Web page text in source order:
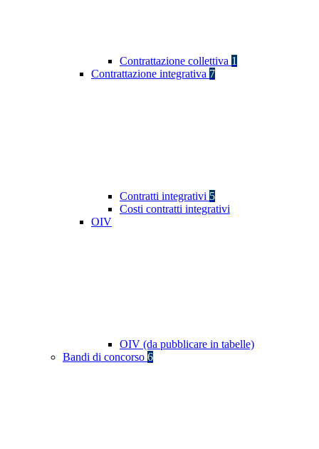
Contrattazione collettiva 1
Contrattazione integrativa 7
Contratti integrativi 5
Costi contratti integrativi
OIV
OIV (da pubblicare in tabelle)
Bandi di concorso 6